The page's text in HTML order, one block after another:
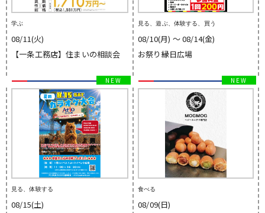
学ぶ
08/11(火)
【一条工務店】住まいの相談会
見る、遊ぶ、体験する、買う
08/10(月) 〜 08/14(金)
お祭り縁日広場
見る、体験する
08/15(土)
食べる
08/09(日)